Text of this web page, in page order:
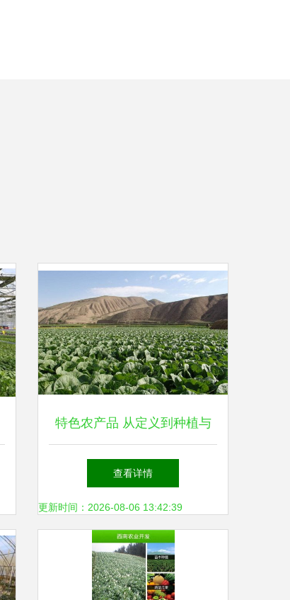
特色农产品 从定义到种植与
发展方向，一站式解读土流网
与农业种植技术
查看详情
更新时间：2026-08-06 13:42:39